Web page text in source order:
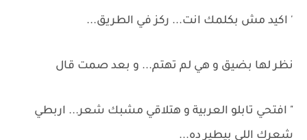
' اكيد مش بكلمك انت... ركز في الطريق...
نظر لها بضيق و هي لم تهتم... و بعد صمت قال
" افتحي تابلو العربية و هتلاقي مشبك شعر... اربطي
شعرك اللي بيطير ده...